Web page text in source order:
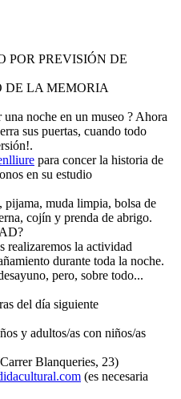
POR PREVISIÓN DE
DE LA MEMORIA
una noche en un museo ? Ahora
sus puertas, cuando todo
para concer la historia de
en su estudio
muda limpia, bolsa de
cojín y prenda de abrigo.
realizaremos la actividad
durante toda la noche.
pero, sobre todo...
del día siguiente
y adultos/as con niños/as
Blanqueries, 23)
(es necesaria